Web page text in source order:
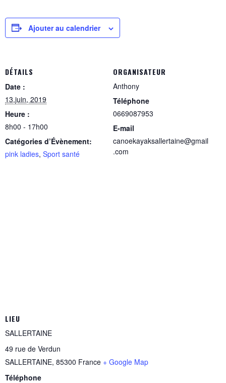
Ajouter au calendrier
DÉTAILS
Date :
13,juin, 2019
Heure :
8h00 - 17h00
Catégories d’Évènement:
pink ladies, Sport santé
ORGANISATEUR
Anthony
Téléphone
0669087953
E-mail
canoekayaksallertaine@gmail
.com
LIEU
SALLERTAINE
49 rue de Verdun
SALLERTAINE, 85300 France + Google Map
Téléphone